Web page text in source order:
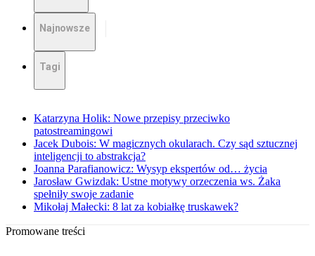
Najnowsze
Tagi
Katarzyna Holik: Nowe przepisy przeciwko
patostreamingowi
Jacek Dubois: W magicznych okularach. Czy sąd sztucznej
inteligencji to abstrakcja?
Joanna Parafianowicz: Wysyp ekspertów od… życia
Jarosław Gwizdak: Ustne motywy orzeczenia ws. Żaka
spełniły swoje zadanie
Mikołaj Małecki: 8 lat za kobiałkę truskawek?
Promowane treści